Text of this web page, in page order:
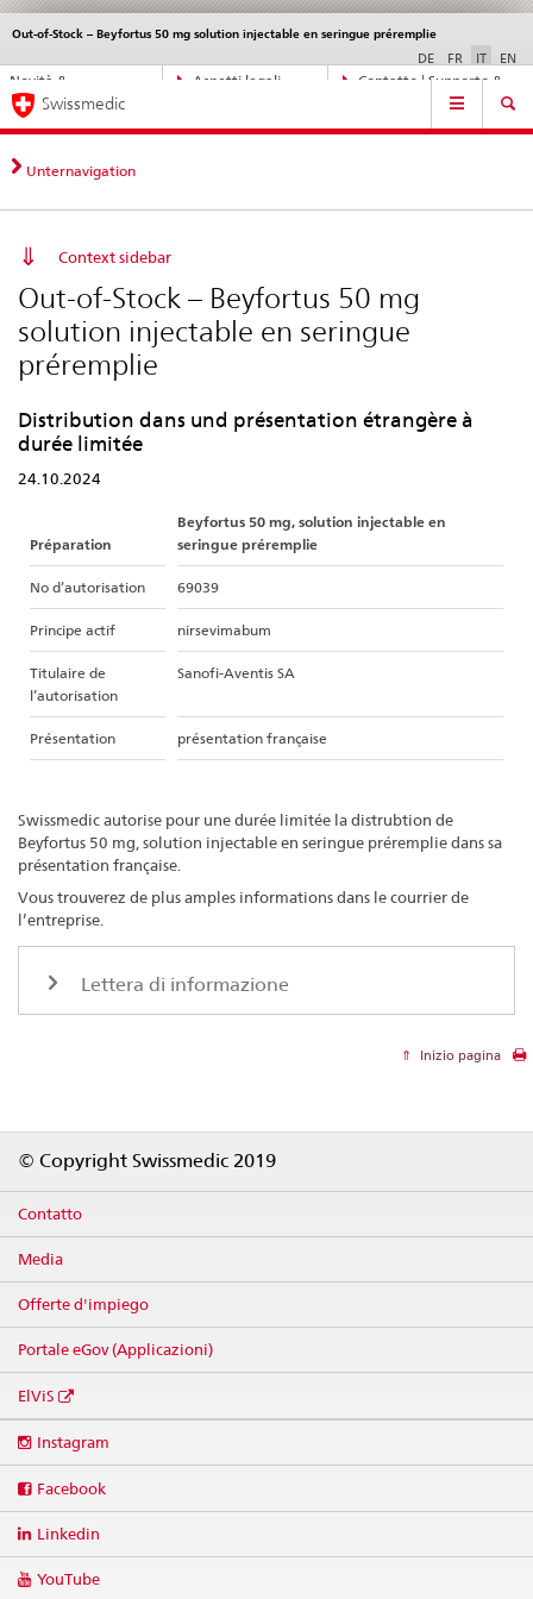
Navigazione
diretta:
novità,
legali,
Novità &
Aspetti legali,
Contatto | Supporto &
Out-of-Stock – Beyfortus 50 mg solution injectable en seringue préremplie
DE FR IT EN
Service
Navigation
Swissmedic
Unternavigation
Context sidebar
Out-of-Stock – Beyfortus 50 mg
solution injectable en seringue
préremplie
Distribution dans und présentation étrangère à
durée limitée
24.10.2024
Préparation
Beyfortus 50 mg, solution injectable en
seringue préremplie
No d’autorisation 69039
Principe actif nirsevimabum
Titulaire de
l’autorisation
Sanofi-Aventis SA
Présentation présentation française
Swissmedic autorise pour une durée limitée la distrubtion de
Beyfortus 50 mg, solution injectable en seringue préremplie dans sa
présentation française.
Vous trouverez de plus amples informations dans le courrier de
l’entreprise.
Lettera di informazione
Inizio pagina
© Copyright Swissmedic 2019
Contatto
Media
Offerte d'impiego
Portale eGov (Applicazioni)
ElViS
media
Instagram
Facebook
Linkedin
YouTube